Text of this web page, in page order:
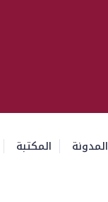
المدونة المكتبة